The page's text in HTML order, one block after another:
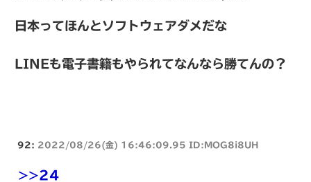
日本ってほんとソフトウェアダメだな
LINEも電子書籍もやられてなんなら勝てんの？
92: 2022/08/26(金) 16:46:09.95 ID:MOG8i8UH
>>24